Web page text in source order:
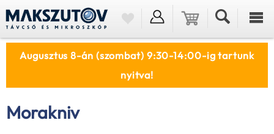
Augusztus 8-án (szombat) 9:30-14:00-ig tartunk
nyitva!
Morakniv